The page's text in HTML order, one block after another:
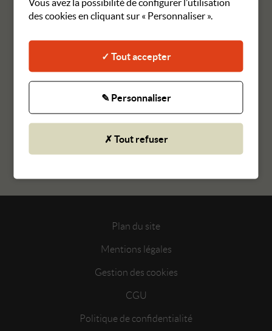
5 rue Gay-Lussac
Article précédent Article suivant
RETOUR AUX ACTUALITÉS
Plan du site
Mentions légales
Gestion des cookies
CGU
Politique de confidentialité
des cookies en cliquant sur « Personnaliser ».
✓ Tout accepter
✎ Personnaliser
✗ Tout refuser